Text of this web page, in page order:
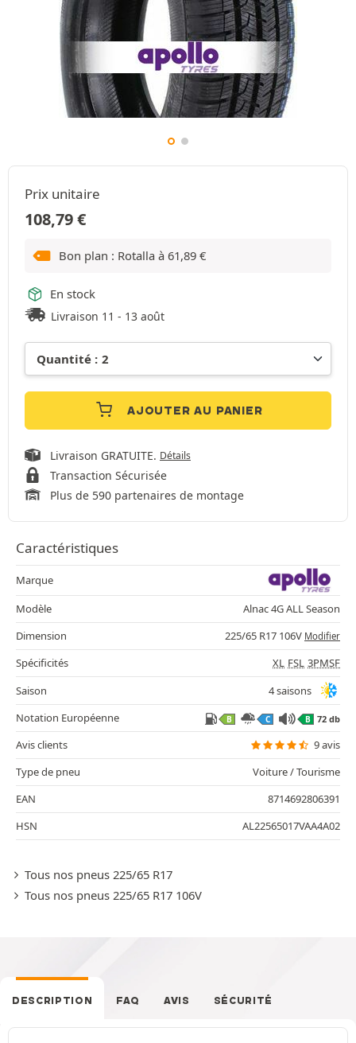
Prix unitaire
108,79€
Bon plan : Rotalla à 61,89 €
En stock
Livraison 11 - 13 août
AJOUTER AU PANIER
Livraison GRATUITE. Détails
Transaction Sécurisée
Plus de 590 partenaires de montage
Caractéristiques
Marque
Modèle
Alnac 4G ALL Season
Dimension
225/65 R17 106V Modifier
Spécificités XL FSL 3PMSF
Saison
4 saisons
Notation Européenne
B C B 72 db
Avis clients
9 avis
Type de pneu
Voiture / Tourisme
EAN
8714692806391
HSN
AL22565017VAA4A02
Tous nos pneus 225/65 R17
Tous nos pneus 225/65 R17 106V
DESCRIPTION FAQ AVIS SÉCURITÉ